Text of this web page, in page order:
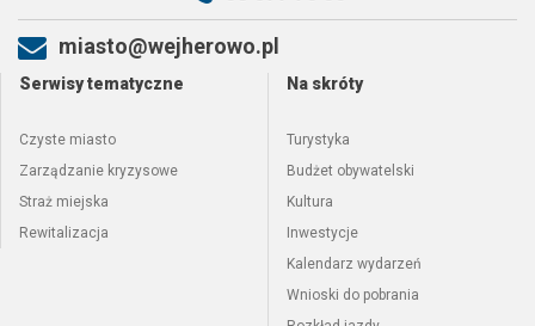
miasto@wejherowo.pl
Serwisy tematyczne
Czyste miasto
Zarządzanie kryzysowe
Straż miejska
Rewitalizacja
Na skróty
Turystyka
Budżet obywatelski
Kultura
Inwestycje
Kalendarz wydarzeń
Wnioski do pobrania